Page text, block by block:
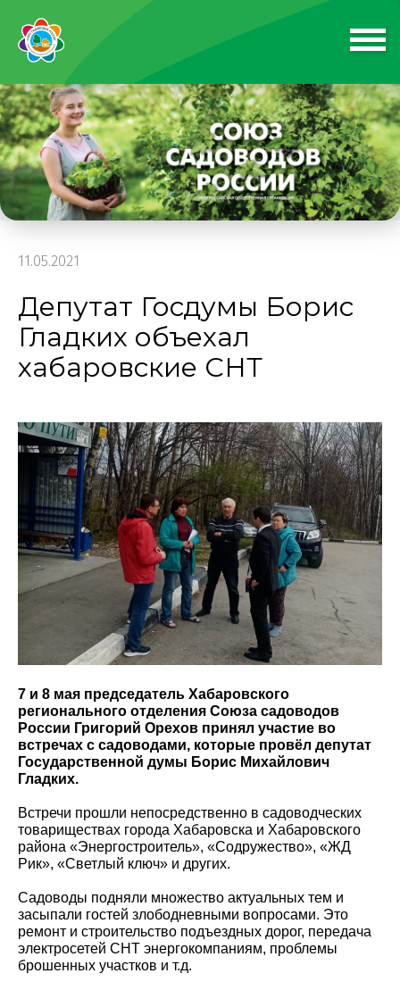
11.05.2021
Депутат Госдумы Борис
Гладких объехал
хабаровские СНТ
7 и 8 мая председатель Хабаровского
регионального отделения Союза садоводов
России Григорий Орехов принял участие во
встречах с садоводами, которые провёл депутат
Государственной думы Борис Михайлович
Гладких.
Встречи прошли непосредственно в садоводческих
товариществах города Хабаровска и Хабаровского
района «Энергостроитель», «Содружество», «ЖД
Рик», «Светлый ключ» и других.
Садоводы подняли множество актуальных тем и
засыпали гостей злободневными вопросами. Это
ремонт и строительство подъездных дорог, передача
электросетей СНТ энергокомпаниям, проблемы
брошенных участков и т.д.